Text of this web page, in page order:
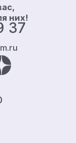
37
них!